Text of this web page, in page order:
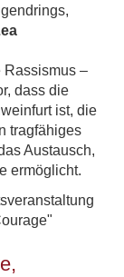
Rassismus –
dass die
ist, die
tragfähiges
Austausch,
ermöglicht.